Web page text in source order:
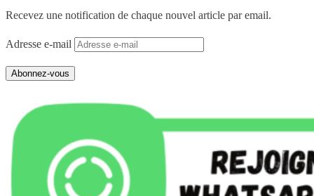
Recevez une notification de chaque nouvel article par email.
Adresse e-mail
Abonnez-vous